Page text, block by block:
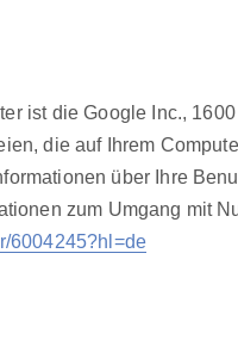
ist die Google Inc.,
die auf Ihrem
über Ihre
zum Umgang mit
6004245?hl=de